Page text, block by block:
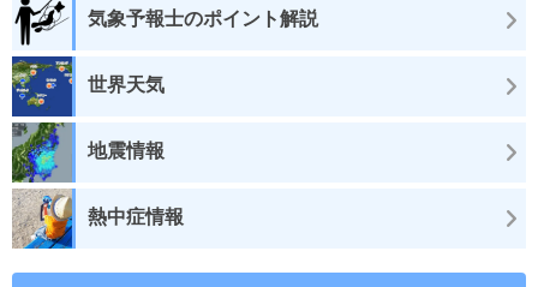
気象予報士のポイント解説
世界天気
地震情報
熱中症情報